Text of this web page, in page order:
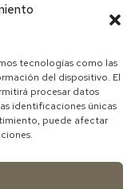
tecnologías como las
del dispositivo. El
procesar datos
identificaciones únicas
puede afectar